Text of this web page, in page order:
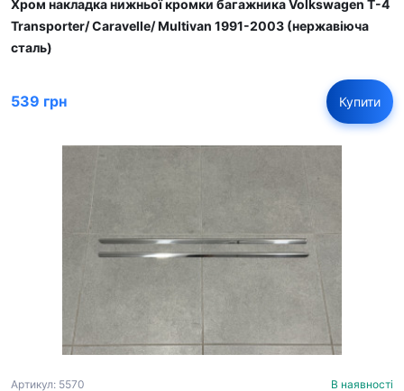
Хром накладка нижньої кромки багажника Volkswagen T-4
Transporter/ Caravelle/ Multivan 1991-2003 (нержавіюча
сталь)
539 грн Купити
Артикул: 5570 В наявності